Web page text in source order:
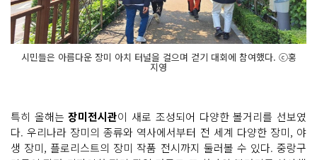
시민들은 아름다운 장미 아치 터널을 걸으며 걷기 대회에 참여했다. ⓒ홍
지영
특히 올해는장미전시관이 새로 조성되어 다양한 볼거리를 선보였
다. 우리나라 장미의 종류와 역사에서부터 전 세계 다양한 장미, 야
생 장미, 플로리스트의 장미 작품 전시까지 둘러볼 수 있다. 중랑구